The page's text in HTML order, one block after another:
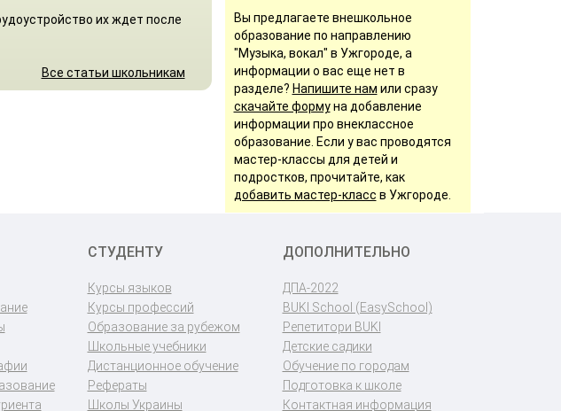
их ждет после
Все статьи школьникам
Вы предлагаете внешкольное
образование по направлению
"Музыка, вокал" в Ужгороде, а
информации о вас еще нет в
разделе? Напишите нам или сразу
скачайте формуна добавление
информации про внеклассное
образование. Если у вас проводятся
мастер-классы для детей и
подростков, прочитайте, как
добавить мастер-класс в Ужгороде.
СТУДЕНТУ
Курсы языков
Курсы профессий
Образование за рубежом
Школьные учебники
Дистанционное обучение
Рефераты
Школы Украины
ДОПОЛНИТЕЛЬНО
ДПА-2022
BUKI School (EasySchool)
Репетитори BUKI
Детские садики
Обучение по городам
Подготовка к школе
Контактная информация